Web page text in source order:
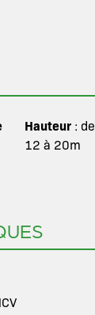
Hauteur : de
12 à 20m